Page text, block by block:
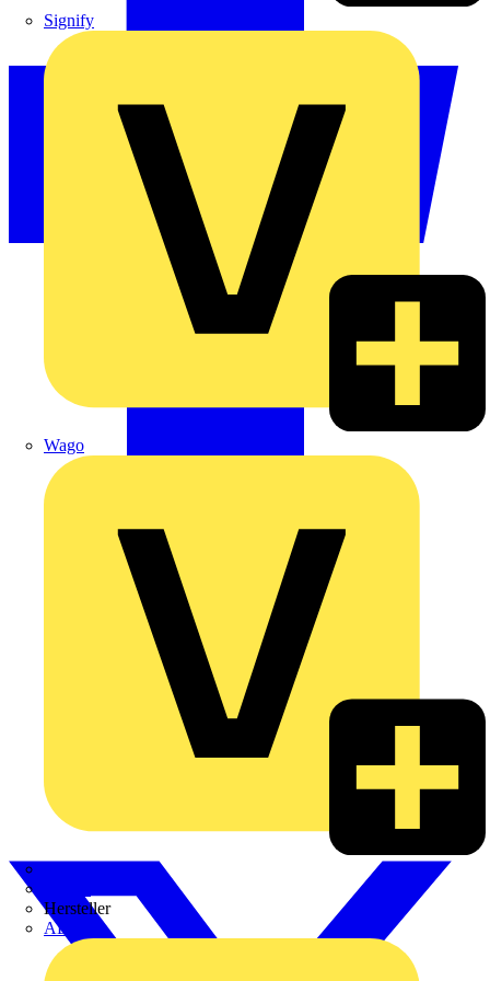
Signify
Wago
Hersteller
ABB